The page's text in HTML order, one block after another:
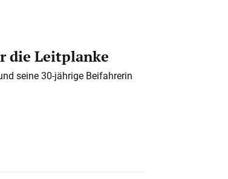
die Leitplanke
seine 30-jährige Beifahrerin